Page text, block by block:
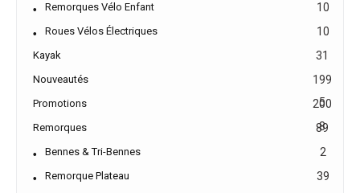
Remorques Vélo Enfant 10
Roues Vélos Électriques 10
Kayak 31
Nouveautés
199
5
Promotions
200
8
Remorques 89
Bennes & Tri-Bennes 2
Remorque Plateau 39